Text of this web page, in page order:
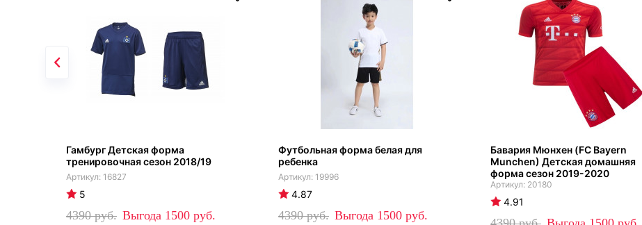
Гамбург Детская форма
тренировочная сезон 2018/19
16827
5
4390 1500
Футбольная форма белая для
ребенка
19996
4.87
4390 1500
Бавария Мюнхен (FC Bayern
Munchen) Детская домашняя
форма сезон 2019-2020
20180
4.91